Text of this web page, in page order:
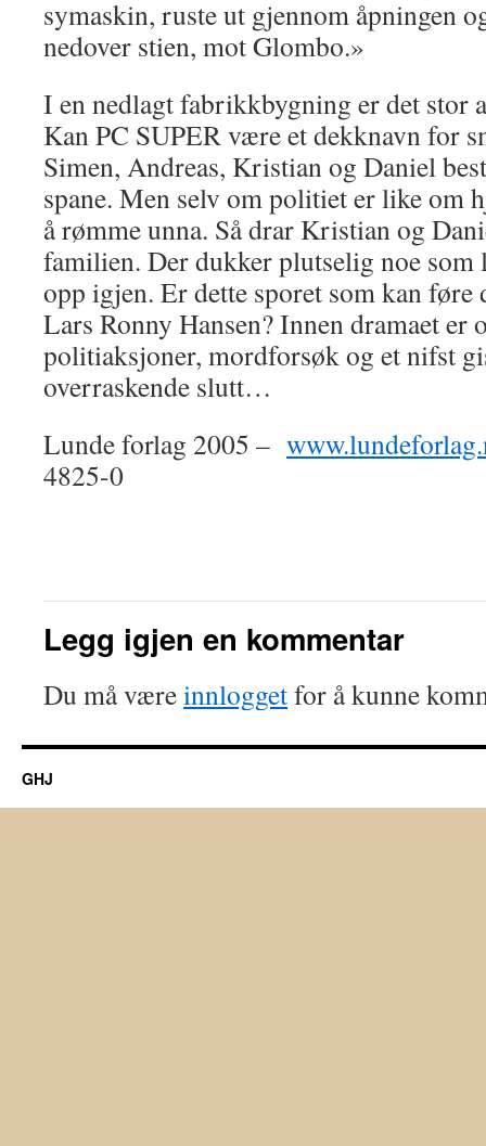
symaskin, ruste ut gjennom åpningen
nedover stien, mot Glombo.»
I en nedlagt fabrikkbygning er det stor
Kan PC SUPER være et dekknavn for
Simen, Andreas, Kristian og Daniel
spane. Men selv om politiet er like om
å rømme unna. Så drar Kristian og
familien. Der dukker plutselig noe som
opp igjen. Er dette sporet som kan
Lars Ronny Hansen? Innen dramaet er
politiaksjoner, mordforsøk og et nifst
overraskende slutt…
Lunde forlag 2005 –
4825-0
Legg igjen en kommentar
Du må væreinnloggetfor å kunne
GHJ